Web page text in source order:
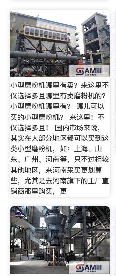
小型磨粉机哪里有卖？来这里不
仅选择多且哪里有卖磨粉机的？
小型磨粉机哪里有？ 哪儿可以
买的小型磨粉机？ 来这里！不
仅选择多且！ 国内市场来说，
其实在大部分地区都可以买到这
类小型磨粉机，如：上海、山
东、广州、河南等，只不过相较
其他地区，来河南采买更划算
些，尤其是去河南旗下的工厂直
销商那里购买，更